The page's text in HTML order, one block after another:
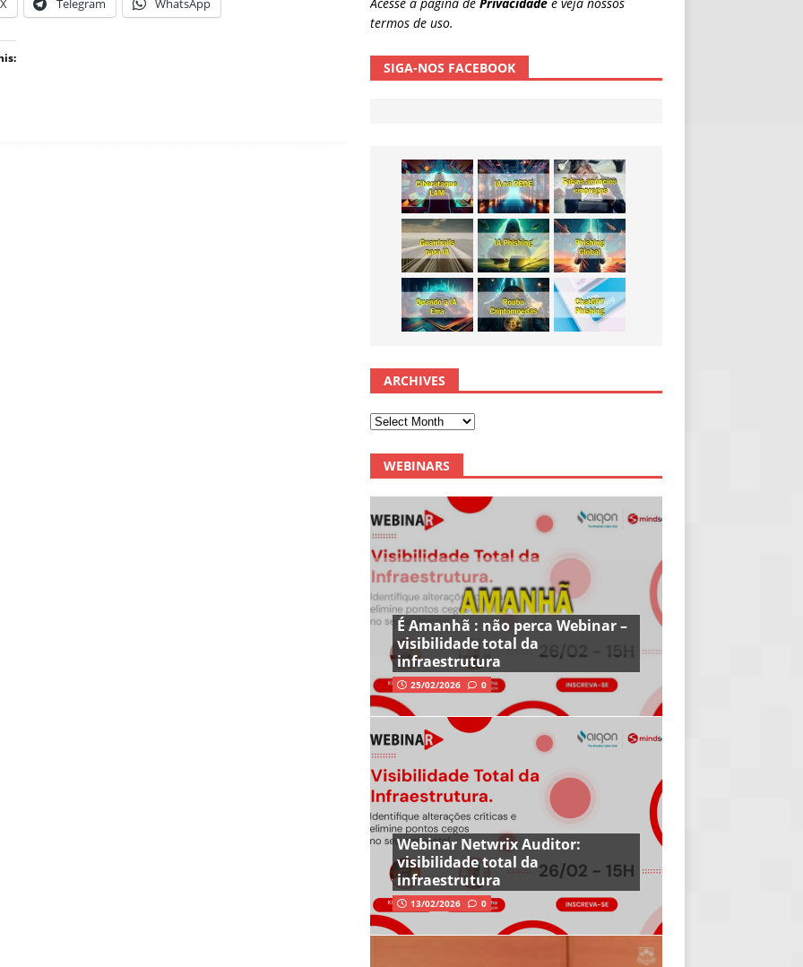
X Telegram WhatsApp
termos de uso.
SIGA-NOS FACEBOOK
ARCHIVES
WEBINARS
É Amanhã : não perca Webinar –
visibilidade total da
infraestrutura
25/02/2026 0
Webinar Netwrix Auditor:
visibilidade total da
infraestrutura
13/02/2026 0